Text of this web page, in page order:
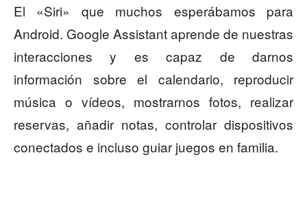
El «Siri» que muchos esperábamos para
Android. Google Assistant aprende de nuestras
interacciones y es capaz de darnos
información sobre el calendario, reproducir
música o vídeos, mostrarnos fotos, realizar
reservas, añadir notas, controlar dispositivos
conectados e incluso guiar juegos en familia.